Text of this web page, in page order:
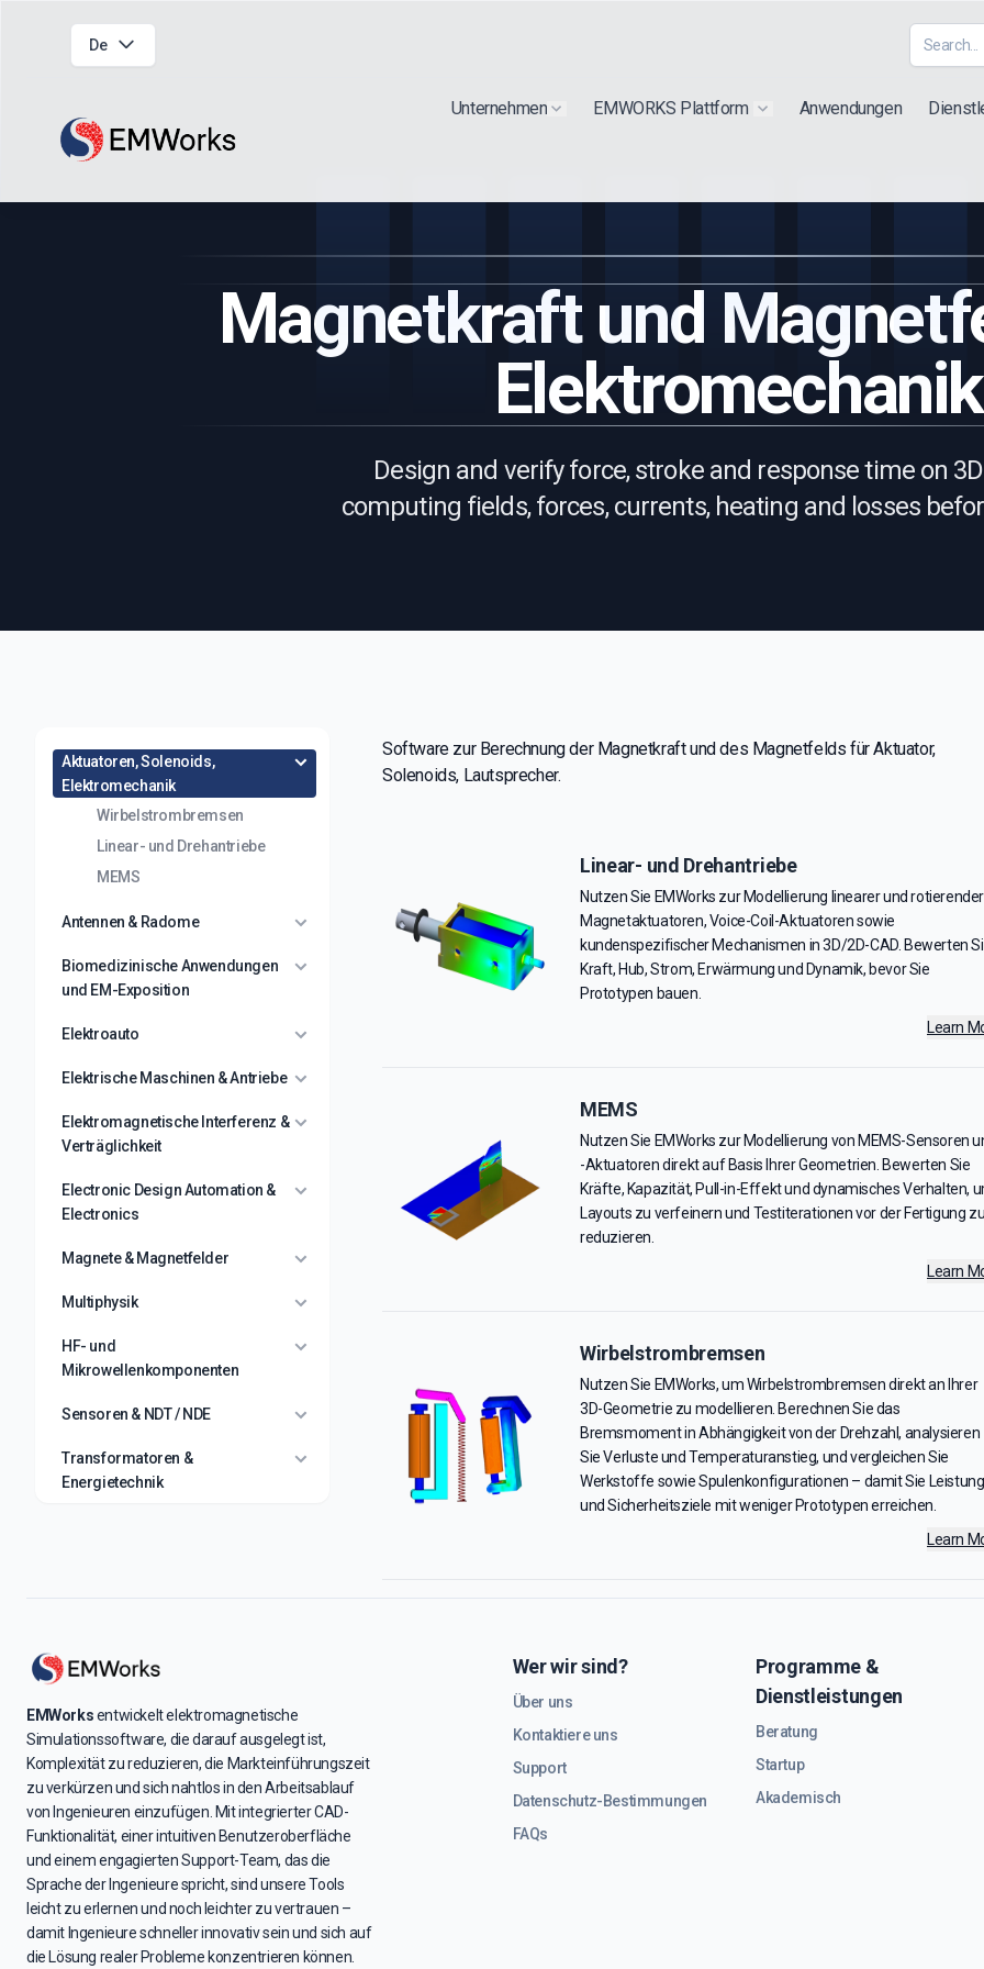
De
Unternehmen Show submenu for "Extra"
EMWORKS Plattform Show submenu for "Products"
Anwendungen
Magnetkraft und
Elektromechanik
Design and verify force, stroke and response time on
computing fields, forces, currents, heating and losses
Aktuatoren, Solenoids,
Elektromechanik
Wirbelstrombremsen
Linear- und Drehantriebe
MEMS
Antennen & Radome
Biomedizinische Anwendungen
und EM-Exposition
Elektroauto
Elektrische Maschinen & Antriebe
Elektromagnetische Interferenz &
Verträglichkeit
Electronic Design Automation &
Electronics
Magnete & Magnetfelder
Multiphysik
HF- und
Mikrowellenkomponenten
Sensoren & NDT / NDE
Transformatoren &
Energietechnik
Software zur Berechnung der Magnetkraft und des Magnetfelds für Aktuator,
Solenoids, Lautsprecher.
Linear- und Drehantriebe
Nutzen Sie EMWorks zur Modellierung linearer und rotierender
Magnetaktuatoren, Voice-Coil-Aktuatoren sowie
kundenspezifischer Mechanismen in 3D/2D-CAD. Bewerten
Kraft, Hub, Strom, Erwärmung und Dynamik, bevor Sie
Prototypen bauen.
Learn
MEMS
Nutzen Sie EMWorks zur Modellierung von MEMS-Sensoren
-Aktuatoren direkt auf Basis Ihrer Geometrien. Bewerten Sie
Kräfte, Kapazität, Pull-in-Effekt und dynamisches Verhalten,
Layouts zu verfeinern und Testiterationen vor der Fertigung zu
reduzieren.
Learn
Wirbelstrombremsen
Nutzen Sie EMWorks, um Wirbelstrombremsen direkt an Ihrer
3D-Geometrie zu modellieren. Berechnen Sie das
Bremsmoment in Abhängigkeit von der Drehzahl, analysieren
Sie Verluste und Temperaturanstieg, und vergleichen Sie
Werkstoffe sowie Spulenkonfigurationen – damit Sie
und Sicherheitsziele mit weniger Prototypen erreichen.
Learn
EMWorksentwickelt elektromagnetische
Simulationssoftware, die darauf ausgelegt ist,
Komplexität zu reduzieren, die Markteinführungszeit
zu verkürzen und sich nahtlos in den Arbeitsablauf
von Ingenieuren einzufügen. Mit integrierter CAD-
Funktionalität, einer intuitiven Benutzeroberfläche
und einem engagierten Support-Team, das die
Sprache der Ingenieure spricht, sind unsere Tools
leicht zu erlernen und noch leichter zu vertrauen –
damit Ingenieure schneller innovativ sein und sich auf
die Lösung realer Probleme konzentrieren können.
Wer wir sind?
Über uns
Kontaktiere uns
Support
Datenschutz-Bestimmungen
FAQs
Programme &
Dienstleistungen
Beratung
Startup
Akademisch